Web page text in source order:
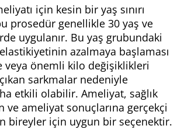
için kesin bir yaş sınırı
prosedür genellikle 30 yaş ve
uygulanır. Bu yaş grubundaki
azalmaya başlaması
veya önemli kilo değişiklikleri
sarkmalar nedeniyle
etkili olabilir. Ameliyat, sağlık
ve ameliyat sonuçlarına gerçekçi
bireyler için uygun bir seçenektir.